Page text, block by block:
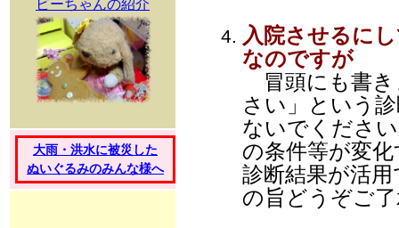
ビーちゃんの紹介
大雨・洪水に被災した
ぬいぐるみのみんな様へ
入院させるに
なのですが
冒頭にも書き
さい」という
ないでくださ
の条件等が変
診断結果が活
の旨どうぞご